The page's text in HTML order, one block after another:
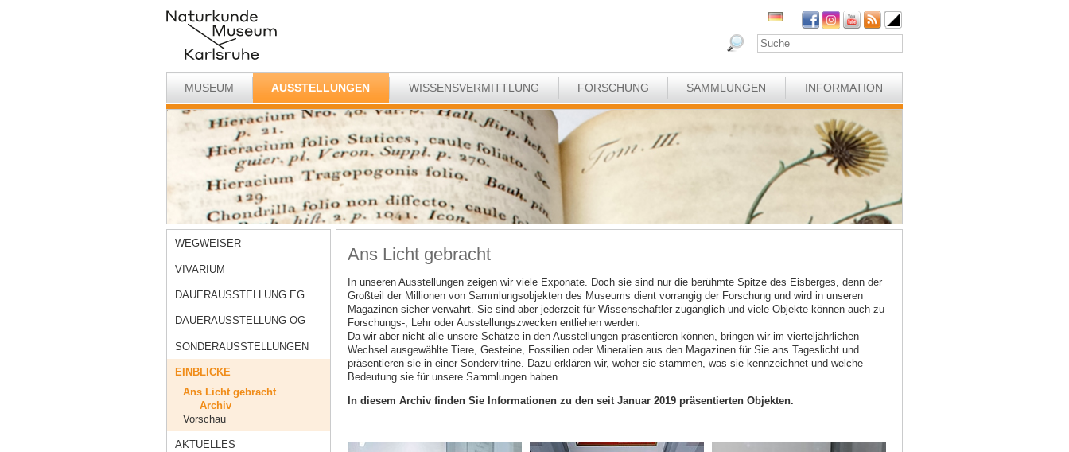
MUSEUM AUSSTELLUNGEN WISSENSVERMITTLUNG FORSCHUNG SAMMLUNGEN INFORMATION
WEGWEISER
VIVARIUM
DAUERAUSSTELLUNG EG
DAUERAUSSTELLUNG OG
SONDERAUSSTELLUNGEN
EINBLICKE
Ans Licht gebracht
Archiv
Vorschau
AKTUELLES
Ans Licht gebracht
In unseren Ausstellungen zeigen wir viele Exponate. Doch sie sind nur die berühmte Spitze des Eisberges, denn der
Großteil der Millionen von Sammlungsobjekten des Museums dient vorrangig der Forschung und wird in unseren
Magazinen sicher verwahrt. Sie sind aber jederzeit für Wissenschaftler zugänglich und viele Objekte können auch zu
Forschungs-, Lehr oder Ausstellungszwecken entliehen werden.
Da wir aber nicht alle unsere Schätze in den Ausstellungen präsentieren können, bringen wir im vierteljährlichen
Wechsel ausgewählte Tiere, Gesteine, Fossilien oder Mineralien aus den Magazinen für Sie ans Tageslicht und
präsentieren sie in einer Sondervitrine. Dazu erklären wir, woher sie stammen, was sie kennzeichnet und welche
Bedeutung sie für unsere Sammlungen haben.
In diesem Archiv finden Sie Informationen zu den seit Januar 2019 präsentierten Objekten.